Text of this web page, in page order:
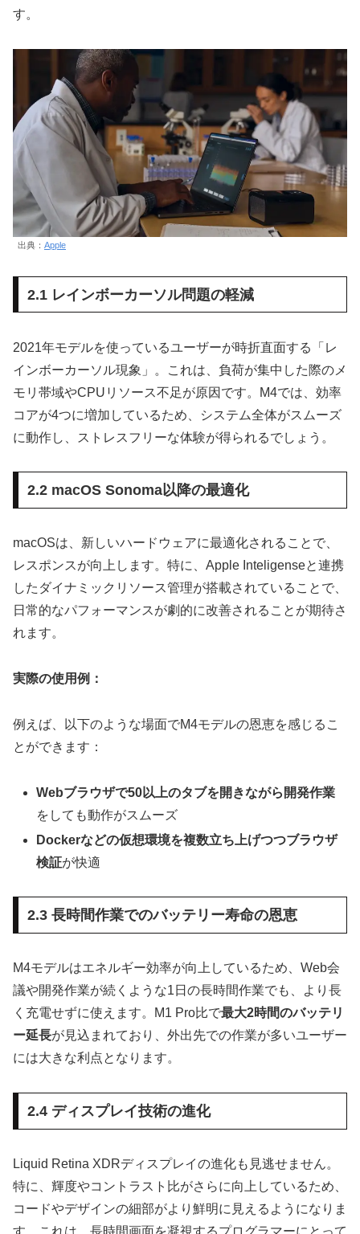
す。
出典： Apple
2.1 レインボーカーソル問題の軽減
2021年モデルを使っているユーザーが時折直面する「レ
インボーカーソル現象」。これは、負荷が集中した際のメ
モリ帯域やCPUリソース不足が原因です。M4では、効率
コアが4つに増加しているため、システム全体がスムーズ
に動作し、ストレスフリーな体験が得られるでしょう。
2.2 macOS Sonoma以降の最適化
macOSは、新しいハードウェアに最適化されることで、
レスポンスが向上します。特に、Apple Inteligenseと連携
したダイナミックリソース管理が搭載されていることで、
日常的なパフォーマンスが劇的に改善されることが期待さ
れます。
実際の使用例：
例えば、以下のような場面でM4モデルの恩恵を感じるこ
とができます：
Webブラウザで50以上のタブを開きながら開発作業
をしても動作がスムーズ
Dockerなどの仮想環境を複数立ち上げつつブラウザ
検証が快適
2.3 長時間作業でのバッテリー寿命の恩恵
M4モデルはエネルギー効率が向上しているため、Web会
議や開発作業が続くような1日の長時間作業でも、より長
く充電せずに使えます。M1 Pro比で最大2時間のバッテリ
ー延長が見込まれており、外出先での作業が多いユーザー
には大きな利点となります。
2.4 ディスプレイ技術の進化
Liquid Retina XDRディスプレイの進化も見逃せません。
特に、輝度やコントラスト比がさらに向上しているため、
コードやデザインの細部がより鮮明に見えるようになりま
す。これは、長時間画面を凝視するプログラマーにとって